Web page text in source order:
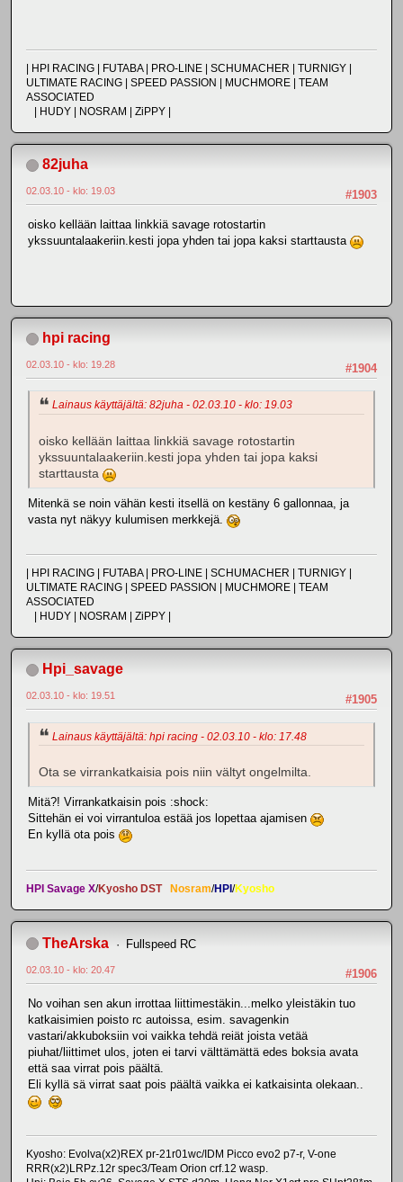
| HPI RACING | FUTABA | PRO-LINE | SCHUMACHER | TURNIGY |
ULTIMATE RACING | SPEED PASSION | MUCHMORE | TEAM
ASSOCIATED
| HUDY | NOSRAM | ZiPPY |
82juha
#1903
02.03.10 - klo: 19.03
oisko kellään laittaa linkkiä savage rotostartin
ykssuuntalaakeriin.kesti jopa yhden tai jopa kaksi starttausta
hpi racing
#1904
02.03.10 - klo: 19.28
Lainaus käyttäjältä: 82juha - 02.03.10 - klo: 19.03
oisko kellään laittaa linkkiä savage rotostartin
ykssuuntalaakeriin.kesti jopa yhden tai jopa kaksi
starttausta
Mitenkä se noin vähän kesti itsellä on kestäny 6 gallonnaa, ja
vasta nyt näkyy kulumisen merkkejä.
| HPI RACING | FUTABA | PRO-LINE | SCHUMACHER | TURNIGY |
ULTIMATE RACING | SPEED PASSION | MUCHMORE | TEAM
ASSOCIATED
| HUDY | NOSRAM | ZiPPY |
Hpi_savage
#1905
02.03.10 - klo: 19.51
Lainaus käyttäjältä: hpi racing - 02.03.10 - klo: 17.48
Ota se virrankatkaisia pois niin vältyt ongelmilta.
Mitä?! Virrankatkaisin pois :shock:
Sittehän ei voi virrantuloa estää jos lopettaa ajamisen
En kyllä ota pois
HPI Savage X/Kyosho DST Nosram/HPI/Kyosho
TheArska Fullspeed RC
#1906
02.03.10 - klo: 20.47
No voihan sen akun irrottaa liittimestäkin...melko yleistäkin tuo
katkaisimien poisto rc autoissa, esim. savagenkin
vastari/akkuboksiin voi vaikka tehdä reiät joista vetää
piuhat/liittimet ulos, joten ei tarvi välttämättä edes boksia avata
että saa virrat pois päältä.
Eli kyllä sä virrat saat pois päältä vaikka ei katkaisinta olekaan..
Kyosho: Evolva(x2)REX pr-21r01wc/IDM Picco evo2 p7-r, V-one
RRR(x2)LRPz.12r spec3/Team Orion crf.12 wasp.